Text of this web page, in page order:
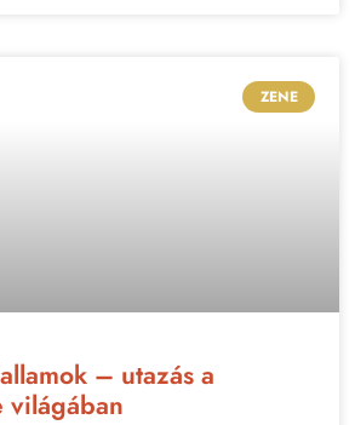
ZENE
– utazás a
világában